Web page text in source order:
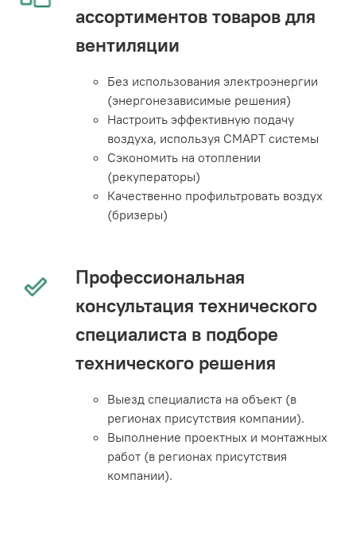
ассортиментов товаров для
вентиляции
Без использования электроэнергии
(энергонезависимые решения)
Настроить эффективную подачу
воздуха, используя СМАРТ системы
Сэкономить на отоплении
(рекуператоры)
Качественно профильтровать воздух
(бризеры)
Профессиональная
консультация технического
специалиста в подборе
технического решения
Выезд специалиста на объект (в
регионах присутствия компании).
Выполнение проектных и монтажных
работ (в регионах присутствия
компании).